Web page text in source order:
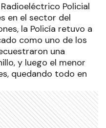
Policial
en el sector del
la Policía retuvo a
como uno de los
una
y luego el menor
quedando todo en